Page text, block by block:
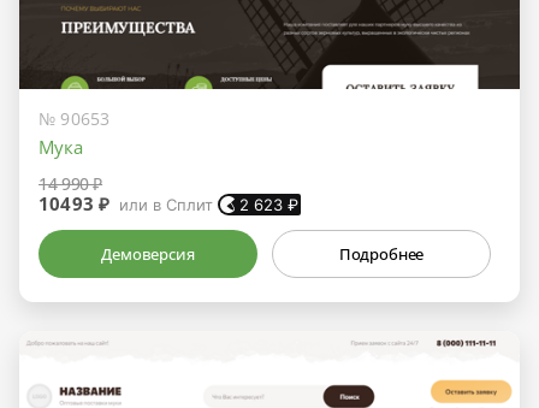
№ 90653
Мука
14 990 ₽
10493 ₽ или в Сплит 2 623 ₽
Демоверсия Подробнее